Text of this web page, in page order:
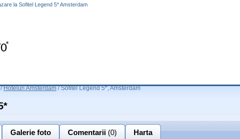
la Sofitel Legend 5* Amsterdam
Hoteluri Amsterdam/Sofitel Legend 5*, Amsterdam
Galerie foto Comentarii (0) Harta